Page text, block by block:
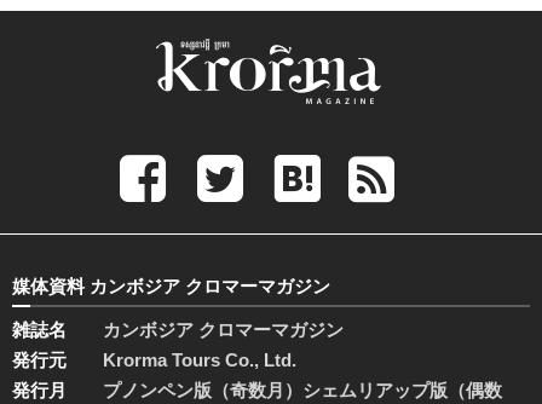
媒体資料 カンボジア クロマーマガジン
雑誌名
カンボジア クロマーマガジン
発行元
Krorma Tours Co., Ltd.
発行月
プノンペン版（奇数月）シェムリアップ版（偶数